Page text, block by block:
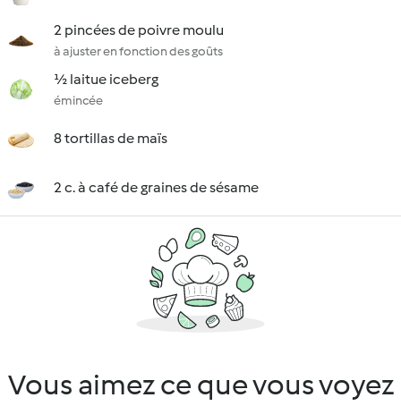
2 pincées de poivre moulu
à ajuster en fonction des goûts
½ laitue iceberg
émincée
8 tortillas de maïs
2 c. à café de graines de sésame
Vous aimez ce que vous voyez